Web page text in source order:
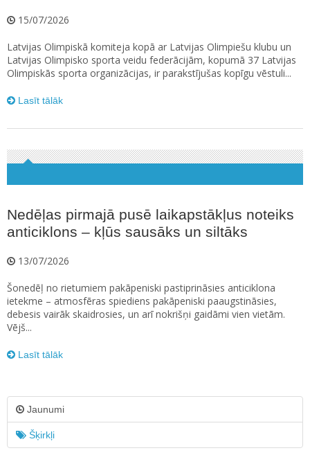
15/07/2026
Latvijas Olimpiskā komiteja kopā ar Latvijas Olimpiešu klubu un
Latvijas Olimpisko sporta veidu federācijām, kopumā 37 Latvijas
Olimpiskās sporta organizācijas, ir parakstījušas kopīgu vēstuli...
Lasīt tālāk
Nedēļas pirmajā pusē laikapstākļus noteiks
anticiklons – kļūs sausāks un siltāks
13/07/2026
Šonedēļ no rietumiem pakāpeniski pastiprināsies anticiklona
ietekme – atmosfēras spiediens pakāpeniski paaugstināsies,
debesis vairāk skaidrosies, un arī nokrišņi gaidāmi vien vietām.
Vējš...
Lasīt tālāk
Jaunumi
Šķirkļi